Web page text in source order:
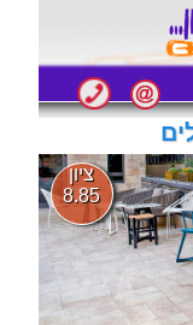
ציון
8.85